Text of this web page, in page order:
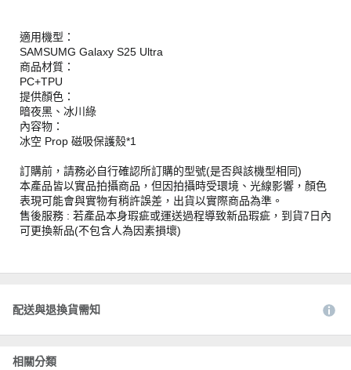
適用機型：
SAMSUMG Galaxy S25 Ultra
商品材質：
PC+TPU
提供顏色：
暗夜黑、冰川綠
內容物：
冰空 Prop 磁吸保護殼*1
訂購前，請務必自行確認所訂購的型號(是否與該機型相同)
本產品皆以實品拍攝商品，但因拍攝時受環境、光線影響，顏色
表現可能會與實物有稍許誤差，出貨以實際商品為準。
售後服務 : 若產品本身瑕疵或運送過程導致新品瑕疵，到貨7日內
可更換新品(不包含人為因素損壞)
配送與退換貨需知
相關分類